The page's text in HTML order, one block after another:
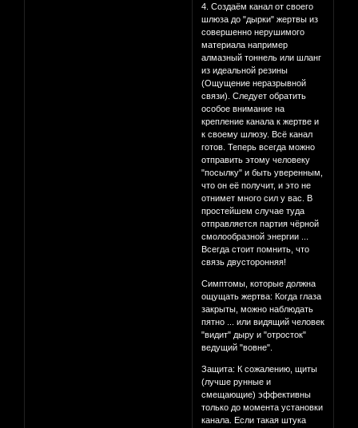
4. Создаём канал от своего
шлюза до "дырки" жертвы из
совершенно нерушимого
материала например
алмазный тоннель или шланг
из идеальной резины
(Ощущение неразрывной
связи). Следует обратить
особое внимание на
крепление канала к жертве и
к своему шлюзу. Всё канал
готов. Теперь всегда можно
отправить этому человеку
"посылку" и быть уверенным,
что он её получит, и это не
отнимет много сил у вас. В
простейшем случае туда
отправляется партия чёрной
смолообразной энергии ...
Всегда стоит помнить, что
связь двусторонняя!
Симптомы, которые должна
ощущать жертва: Когда глаза
закрыты, можно наблюдать
пятно ... или видящий человек
"видит" дыру и "отросток"
ведущий "вовне".
Защита: К сожалению, щиты
(лучше рунные и
смещающие) эффективны
только до момента установки
канала. Если такая штука